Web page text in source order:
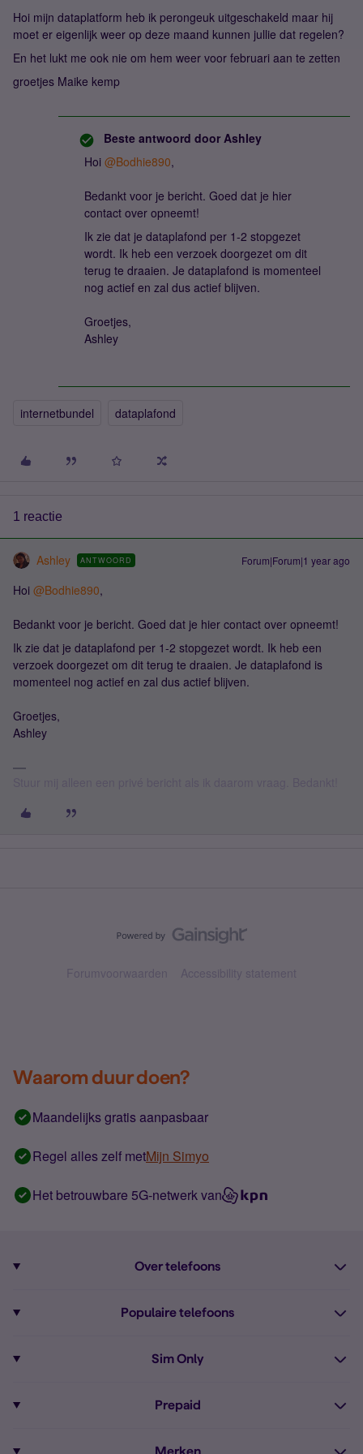
Hoi mijn dataplatform heb ik perongeuk uitgeschakeld maar hij
moet er eigenlijk weer op deze maand kunnen jullie dat regelen?
En het lukt me ook nie om hem weer voor februari aan te zetten
groetjes Maike kemp
Beste antwoord door Ashley
Hoi ​ @Bodhie890,
Bedankt voor je bericht. Goed dat je hier
contact over opneemt!
Ik zie dat je dataplafond per 1-2 stopgezet
wordt. Ik heb een verzoek doorgezet om dit
terug te draaien. Je dataplafond is momenteel
nog actief en zal dus actief blijven.
Groetjes,
Ashley
internetbundel dataplafond
1 reactie
Ashley ANTWOORD Forum|Forum|1 year ago
Hoi ​ @Bodhie890,
Bedankt voor je bericht. Goed dat je hier contact over opneemt!
Ik zie dat je dataplafond per 1-2 stopgezet wordt. Ik heb een
verzoek doorgezet om dit terug te draaien. Je dataplafond is
momenteel nog actief en zal dus actief blijven.
Groetjes,
Ashley
Forumvoorwaarden Accessibility statement
Waarom duur doen?
Maandelijks gratis aanpasbaar
Regel alles zelf metMijn Simyo
Het betrouwbare 5G-netwerk van
Over telefoons
Alle telefoons
Populaire telefoons
iPhone 16
Sim Only
Prepaid
Merken